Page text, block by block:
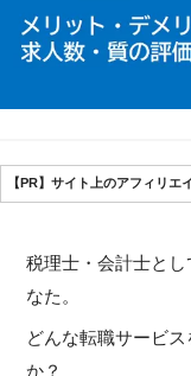
【PR】サイト上のアフィリエ
税理士・会計士と
なた。
どんな転職サービ
か？